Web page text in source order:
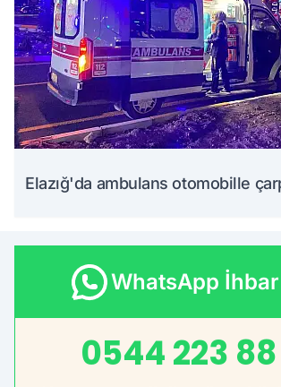
Elazığ'da ambulans otomobille
WhatsApp İhbar
0544 223